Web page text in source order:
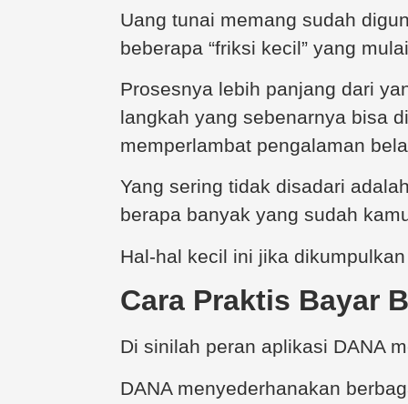
Uang tunai memang sudah
beberapa “friksi kecil” yang
Prosesnya lebih panjang dari
langkah yang sebenarnya bisa
memperlambat pengalaman
Yang sering tidak disadari
berapa banyak yang sudah
Hal-hal kecil ini jika
Cara Praktis Bayar
Di sinilah peran aplikasi DANA
DANA menyederhanakan